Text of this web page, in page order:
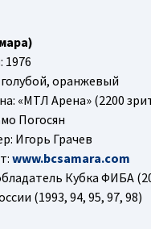
1976
оранжевый
«МТЛ Арена» (2200
Погосян
Игорь Грачев
www.bcsamara.com
Кубка ФИБА
(1993, 94, 95, 97, 98)